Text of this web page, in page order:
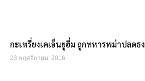
กะเหรี่ยงเคเอ็นยูฮึ่ม ถูกทหารพม่าปลดธง
23 พฤศจิกายน, 2016